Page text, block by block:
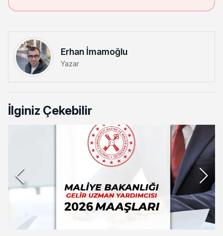
Erhan İmamoğlu
Yazar
İlginiz Çekebilir